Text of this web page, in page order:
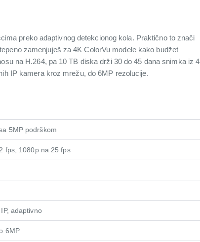
preko adaptivnog detekcionog kola. Praktično to znači
zamenjuješ za 4K ColorVu modele kako budžet
na H.264, pa 10 TB diska drži 30 do 45 dana snimka iz 4
IP kamera kroz mrežu, do 6MP rezolucije.
5MP podrškom
fps, 1080p na 25 fps
adaptivno
6MP